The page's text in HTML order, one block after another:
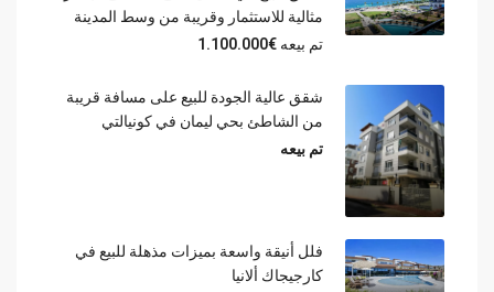
مثالية للاستثمار وقريبة من وسط المدينة
تم بيعه €1.100.000
شقق عالية الجودة للبيع على مسافة قريبة
من الشاطئ بحي ليمان في كونيالتي
تم بيعه
فلل أنيقة واسعة بميزات مذهلة للبيع في
كارجيجاك ألانيا